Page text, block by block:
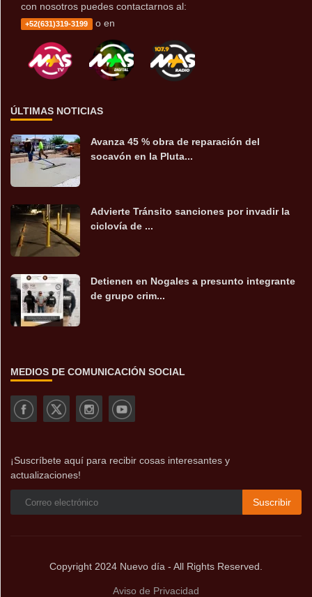
con nosotros puedes contactarnos al:
+52(631)319-3199 o en
ÚLTIMAS NOTICIAS
Avanza 45 % obra de reparación del
socavón en la Pluta...
Advierte Tránsito sanciones por invadir la
ciclovía de ...
Detienen en Nogales a presunto integrante
de grupo crim...
MEDIOS DE COMUNICACIÓN SOCIAL
¡Suscríbete aquí para recibir cosas interesantes y
actualizaciones!
Suscribir
Copyright 2024 Nuevo día - All Rights Reserved.
Aviso de Privacidad